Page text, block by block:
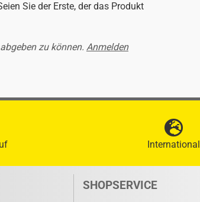
Sie der Erste, der das Produkt
zu können. Anmelden
International
SHOPSERVICE